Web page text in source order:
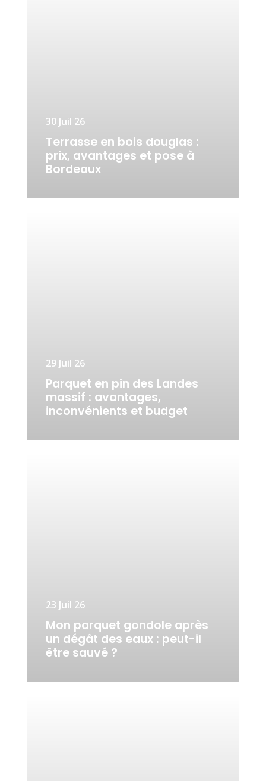
30 Juil 26
Terrasse en bois douglas :
prix, avantages et pose à
Bordeaux
29 Juil 26
Parquet en pin des Landes
massif : avantages,
inconvénients et budget
23 Juil 26
Mon parquet gondole après
un dégât des eaux : peut-il
être sauvé ?